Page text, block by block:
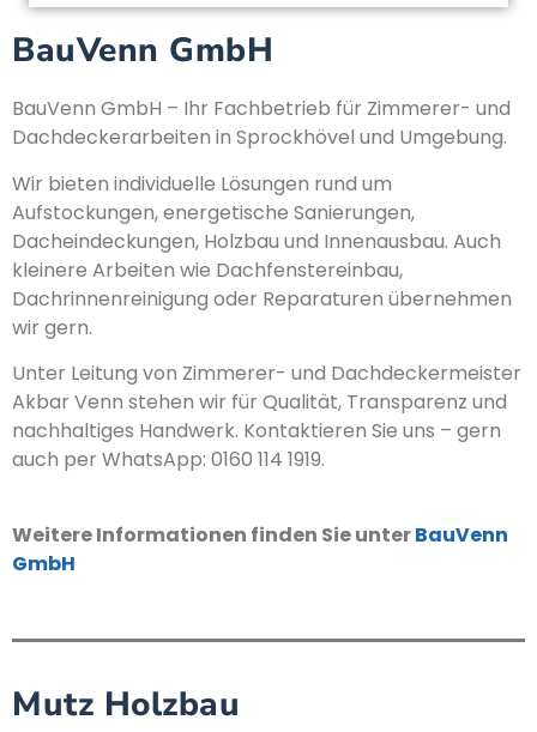
BauVenn GmbH
BauVenn GmbH – Ihr Fachbetrieb für Zimmerer- und
Dachdeckerarbeiten in Sprockhövel und Umgebung.
Wir bieten individuelle Lösungen rund um
Aufstockungen, energetische Sanierungen,
Dacheindeckungen, Holzbau und Innenausbau. Auch
kleinere Arbeiten wie Dachfenstereinbau,
Dachrinnenreinigung oder Reparaturen übernehmen
wir gern.
Unter Leitung von Zimmerer- und Dachdeckermeister
Akbar Venn stehen wir für Qualität, Transparenz und
nachhaltiges Handwerk. Kontaktieren Sie uns – gern
auch per WhatsApp: 0160 114 1919.
Weitere Informationen finden Sie unterBauVenn
GmbH
Mutz Holzbau